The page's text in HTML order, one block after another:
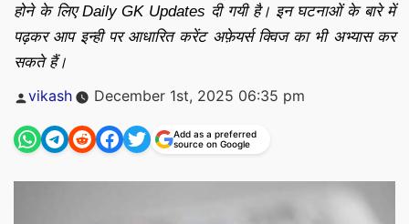
होने के लिए Daily GK Updates दी गयी है। इन घटनाओं के बारे में
पढ़कर आप इन्ही पर आधारित करेंट अफ़ेयर्स क्विज का भी अभ्यास कर
सकते हैं।
Posted
vikash December 1st, 2025 06:35 pm
Add as a preferred
source on Google